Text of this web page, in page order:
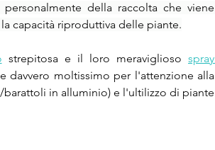
della raccolta che viene
capacità riproduttiva delle piante.
strepitosa e il loro meraviglioso spray
davvero moltissimo per l'attenzione alla
in alluminio) e l'ultilizzo di piante